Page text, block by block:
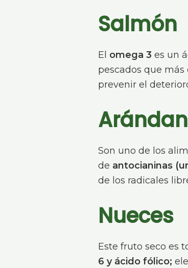
Salmón
El omega 3es un
pescados que
prevenir el
Son uno de los
de antocianinas
de los radicales
Nueces
Este fruto seco es
6 y ácido fólico;